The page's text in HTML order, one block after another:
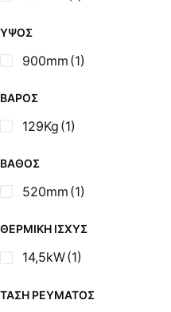
Σόμπες Ξύλου από
Σόμπες Πετρελαίου
Σόμπες Πετρελαίου
Σόμπες Πετρελαίου
Σόμπες Πετρελαίου
Σόμπες Πετρελαίου
Σόμπες Υγραερίου
Σούβλες - Εργαλεία
Σωλήνες (Μπουριά),
Τζάκια - Εστίες
ΎΨΟΣ
900mm (1)
ΒΆΡΟΣ
129Kg (1)
ΒΆΘΟΣ
520mm (1)
ΘΕΡΜΙΚΉ ΙΣΧΎΣ
14,5kW(1)
ΤΆΣΗ ΡΕΎΜΑΤΟΣ